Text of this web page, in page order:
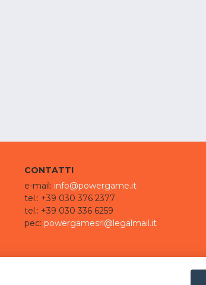
CONTATTI
e-mail: info@powergame.it
tel.: +39 030 376 2377
tel.: +39 030 336 6259
pec: powergamesrl@legalmail.it